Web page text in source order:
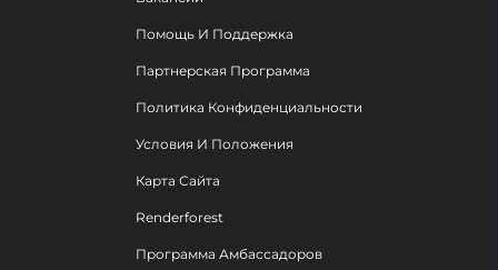
Помощь И Поддержка
Партнерская Программа
Политика Конфиденциальности
Условия И Положения
Карта Сайта
Renderforest
Программа Амбассадоров